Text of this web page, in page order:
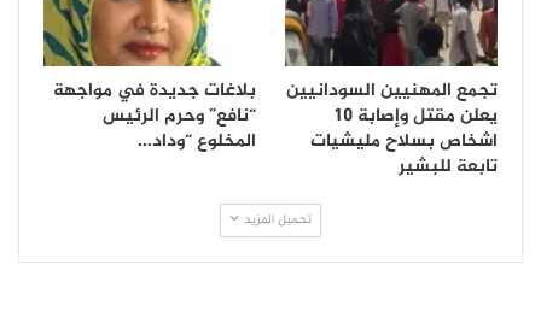
تجمع المهنيين السودانيين
يعلن مقتل وإصابة 10
اشخاص بسلاح مليشيات
تابعة للبشير
بلاغات جديدة في مواجهة
“نافع” وحرم الرئيس
المخلوع “وداد…
تحميل المزيد